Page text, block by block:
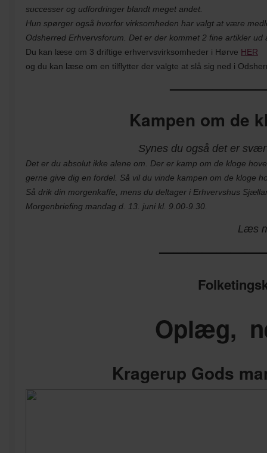
successer og udfordringer blandt meget andet.
Hun spørger også hvorfor virksomheden har valgt at være
Odsherred Erhvervsforum. Det er der kommet 2 fine artikler ud
Du kan læse om 3 driftige erhvervsvirksomheder i Hørve HER
og du kan læse om en tilflytter der valgte at slå sig ned i
Kampen om de
Synes du også det er
Det er du absolut ikke alene om. Der er kamp om de kloge
gerne give dig en fordel. Så vil du vinde kampen om de kloge
Så drik din morgenkaffe, mens du deltager i Erhvervshus
Morgenbriefing mandag d. 13. juni kl. 9.00-9.30.
Læs
Oplæg,
Kragerup Gods